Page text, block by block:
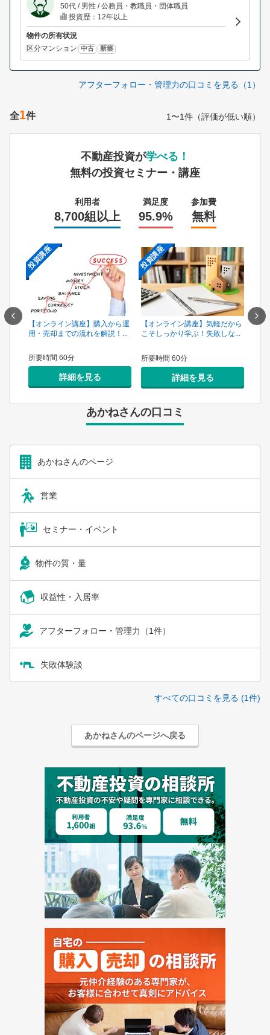
50代 / 男性 / 公務員・教職員・団体職員
投資歴：12年以上
物件の所有状況
区分マンション 中古 新築
アフターフォロー・管理力の口コミを見る（1）
全1件 1〜1件（評価が低い順）
不動産投資が学べる！
無料の投資セミナー・講座
利用者
8,700組以上
満足度
95.9%
参加費
無料
手は
投資講座
【オンライン講座】購入から運
用・売却までの流れを解説！...
所要時間 60分
詳細を見る
投資講座
【オンライン講座】気軽だから
こそしっかり学ぶ！失敗しな...
所要時間 60分
詳細を見る
【オ
あかねさんの口コミ
あかねさんのページ
営業
セミナー・イベント
物件の質・量
収益性・入居率
アフターフォロー・管理力（1件）
失敗体験談
すべての口コミを見る (1件)
あかねさんのページへ戻る